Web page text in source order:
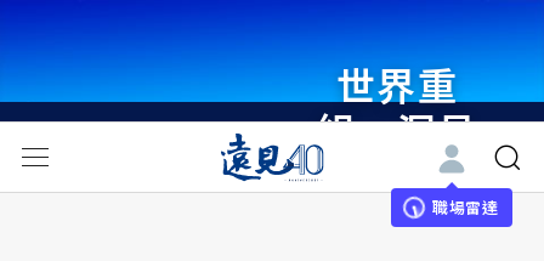
世界重
組・洞見
未來 與
世界領袖
職場雷達